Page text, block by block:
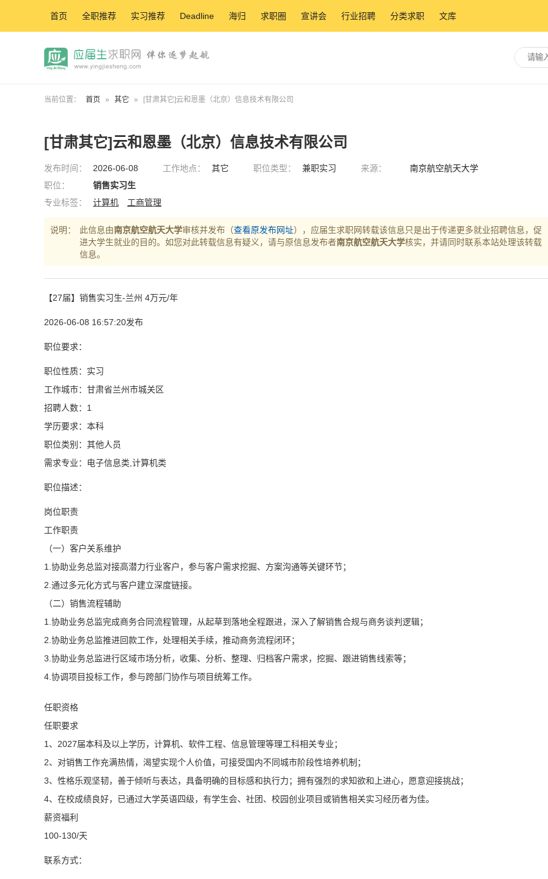
首页 全职推荐 实习推荐 Deadline 海归 求职圈 宣讲会 行业招聘 分类求职 文库
当前位置： 首页 » 其它 » [甘肃其它]云和恩墨（北京）信息技术有限公司
[甘肃其它]云和恩墨（北京）信息技术有限公司
发布时间： 2026-06-08 工作地点： 其它 职位类型： 兼职实习 来源：
南京航空航天大学
职位：
销售实习生
专业标签：
计算机 工商管理
说明： 此信息由南京航空航天大学审核并发布（查看原发布网址），应届生求职网转载该信息只是出于传递更多就业招聘信息，促
进大学生就业的目的。如您对此转载信息有疑义，请与原信息发布者南京航空航天大学核实，并请同时联系本站处理该转载
信息。
【27届】销售实习生-兰州 4万元/年
2026-06-08 16:57:20发布
职位要求：
职位性质：实习
工作城市：甘肃省兰州市城关区
招聘人数：1
学历要求：本科
职位类别：其他人员
需求专业：电子信息类,计算机类
职位描述：
岗位职责
工作职责
（一）客户关系维护
1.协助业务总监对接高潜力行业客户，参与客户需求挖掘、方案沟通等关键环节；
2.通过多元化方式与客户建立深度链接。
（二）销售流程辅助
1.协助业务总监完成商务合同流程管理，从起草到落地全程跟进，深入了解销售合规与商务谈判逻辑；
2.协助业务总监推进回款工作，处理相关手续，推动商务流程闭环；
3.协助业务总监进行区域市场分析，收集、分析、整理、归档客户需求，挖掘、跟进销售线索等；
4.协调项目投标工作，参与跨部门协作与项目统筹工作。
任职资格
任职要求
1、2027届本科及以上学历，计算机、软件工程、信息管理等理工科相关专业；
2、对销售工作充满热情，渴望实现个人价值，可接受国内不同城市阶段性培养机制；
3、性格乐观坚韧，善于倾听与表达，具备明确的目标感和执行力；拥有强烈的求知欲和上进心，愿意迎接挑战；
4、在校成绩良好，已通过大学英语四级，有学生会、社团、校园创业项目或销售相关实习经历者为佳。
薪资福利
100-130/天
联系方式：